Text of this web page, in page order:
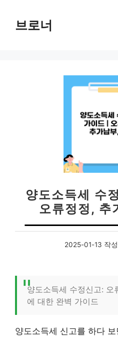
브로너
양도소득세 수
오류정정, 추
2025-01-13 작
양도소득세 수정신고: 오
에 대한 완벽 가이드
양도소득세 신고를 하다